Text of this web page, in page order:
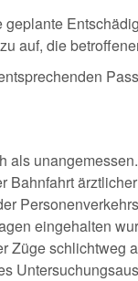
auf, die
als
Bahnfahrt
eingehalten
Züge schlichtweg